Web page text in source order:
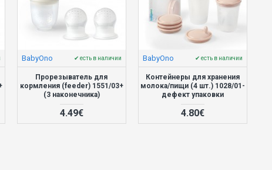
BabyOno ✔ есть в наличии
Прорезыватель для
кормления (feeder) 1551/03+
(3 наконечника)
4.49€
BabyOno ✔ есть в наличии
Контейнеры для хранения
молока/пищи (4 шт.) 1028/01-
дефект упаковки
4.80€